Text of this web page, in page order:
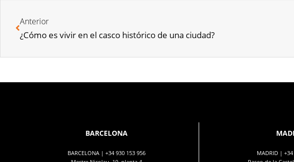
Anterior
¿Cómo es vivir en el casco histórico de una ciudad?
BARCELONA
BARCELONA |+34 930 153 956
MADRID |